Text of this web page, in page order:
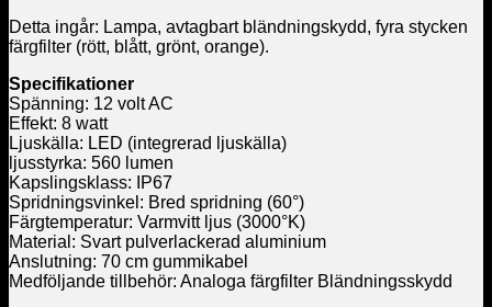
Detta ingår: Lampa, avtagbart bländningskydd, fyra stycken
färgfilter (rött, blått, grönt, orange).
Specifikationer
Spänning: 12 volt AC
Effekt: 8 watt
Ljuskälla: LED (integrerad ljuskälla)
ljusstyrka: 560 lumen
Kapslingsklass: IP67
Spridningsvinkel: Bred spridning (60°)
Färgtemperatur: Varmvitt ljus (3000°K)
Material: Svart pulverlackerad aluminium
Anslutning: 70 cm gummikabel
Medföljande tillbehör: Analoga färgfilter Bländningsskydd